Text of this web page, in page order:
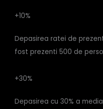
+10%
Depasirea ratei de
fost prezenti 500 de
+30%
Depasirea cu 30% a